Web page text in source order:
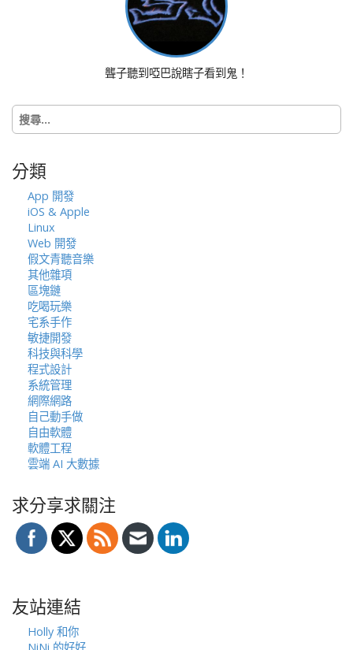
i
o
n
聾子聽到啞巴說瞎子看到鬼！
搜
尋
字:
分類
App 開發
iOS & Apple
Linux
Web 開發
假文青聽音樂
其他雜項
區塊鏈
吃喝玩樂
宅系手作
敏捷開發
科技與科學
程式設計
系統管理
網際網路
自己動手做
自由軟體
軟體工程
雲端 AI 大數據
求分享求關注
友站連結
Holly 和你